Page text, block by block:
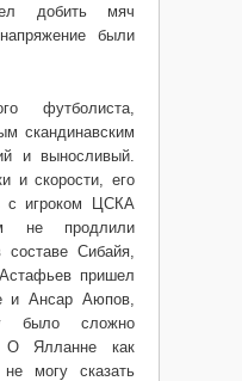
добить мяч
были
футболиста,
скандинавским
и выносливый.
и скорости, его
с игроком ЦСКА
не продлили
Сибайя,
пришел
и Ансар Аюпов,
было сложно
О Ялланне как
могу сказать